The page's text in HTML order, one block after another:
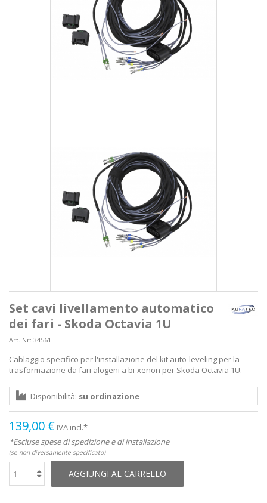
Set cavi livellamento automatico
dei fari - Skoda Octavia 1U
Art. Nr: 34561
Cablaggio specifico per l'installazione del kit auto-leveling per la
trasformazione da fari alogeni a bi-xenon per Skoda Octavia 1U.
Disponibilità: su ordinazione
139,00 € IVA incl.*
*Escluse spese di spedizione e di installazione
(se non diversamente specificato)
AGGIUNGI AL CARRELLO